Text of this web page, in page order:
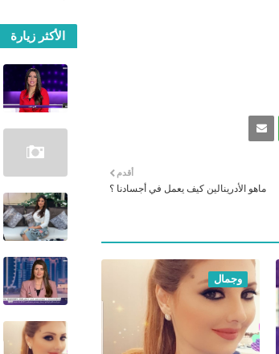
أقدم
ماهو الأدرينالين كيف يعمل في أجسادنا ؟
وجمال
الأكثر زيارة